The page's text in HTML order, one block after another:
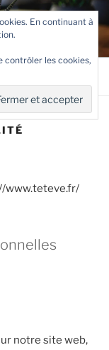
www.teteve.fr/
notre site web,
En continuant à
contrôler les cookies,